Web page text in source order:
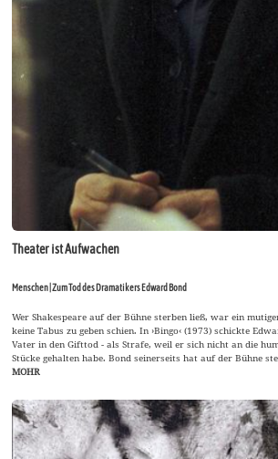
Theater ist Aufwachen
Menschen | Zum Tod des Dramatikers Edward Bond
Wer Shakespeare auf der Bühne sterben ließ, war ein
keine Tabus zu geben schien. In ›Bingo‹ (1973) schickte
Vater in den Gifttod - als Strafe, weil er sich nicht an die
Stücke gehalten habe. Bond seinerseits hat auf der Bühne
MOHR